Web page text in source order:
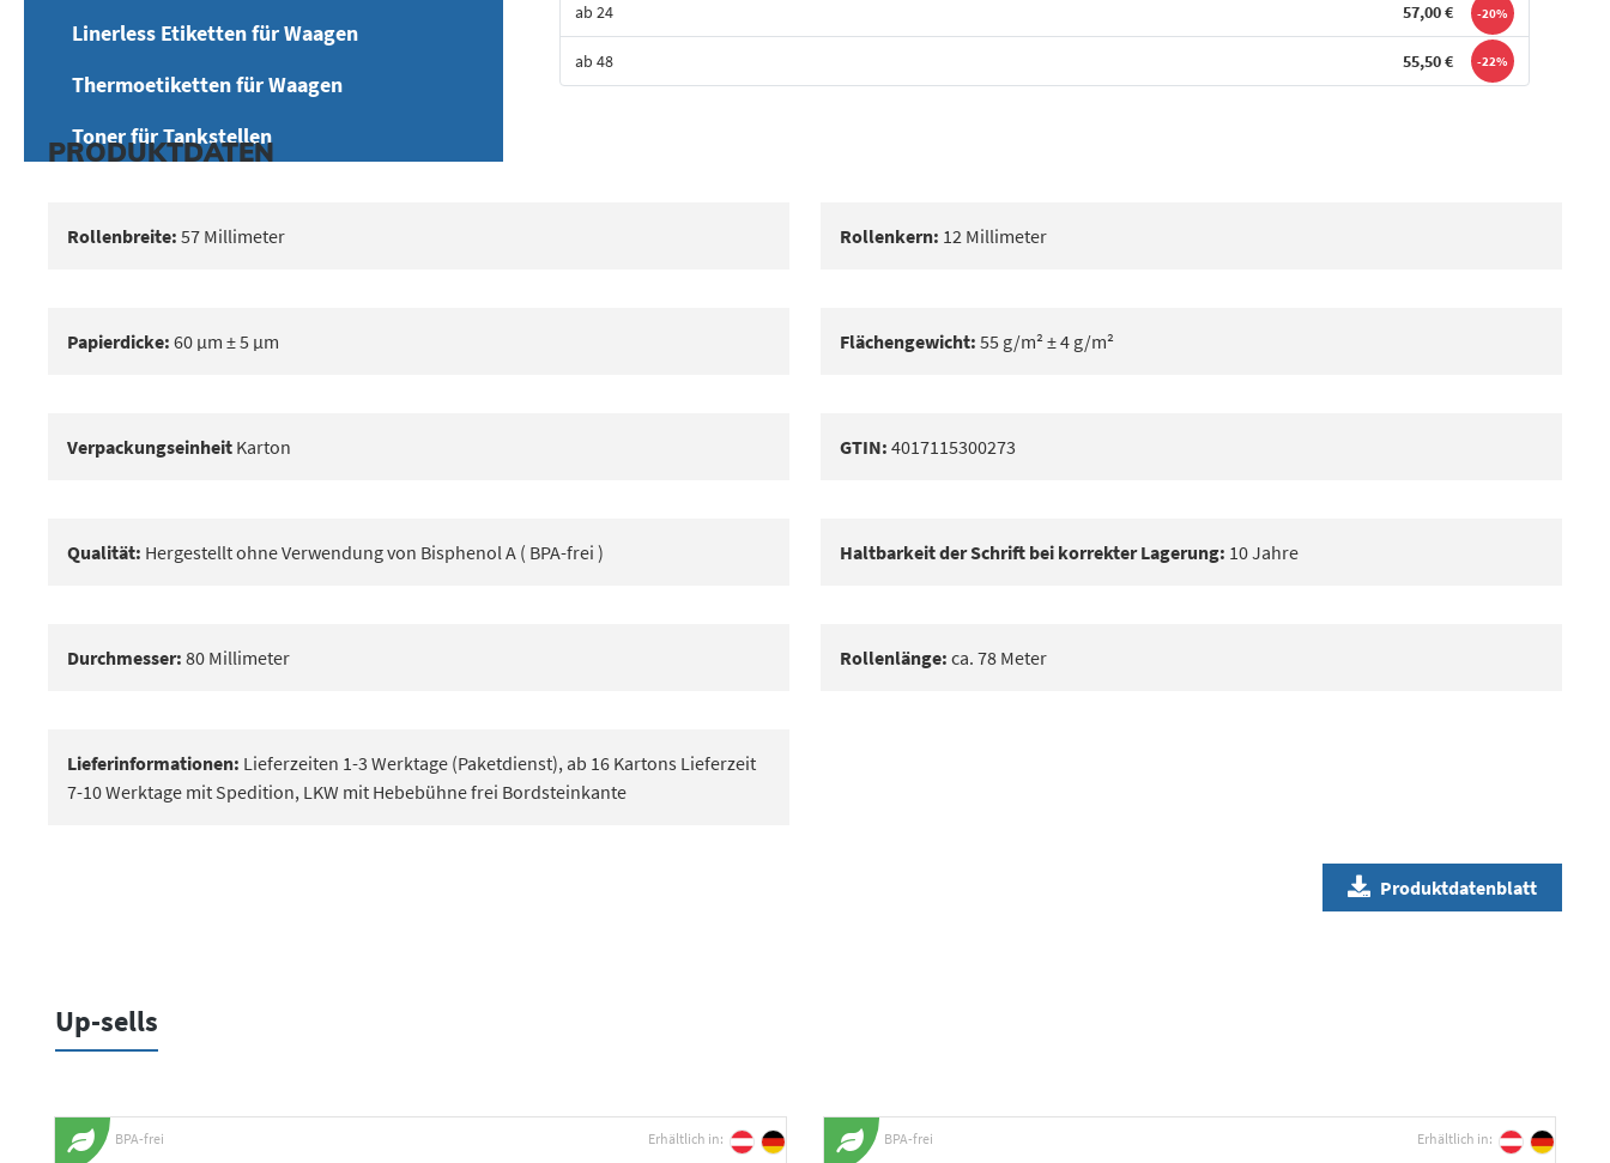
Linerless Etiketten für Waagen
Thermoetiketten für Waagen
Toner für Tankstellen
ab 24 57,00 € -20%
ab 48 55,50 € -22%
Bestes Angebot
PRODUKTDATEN
Rollenbreite: 57 Millimeter Rollenkern: 12 Millimeter
Papierdicke: 60 μm ± 5 μm Flächengewicht: 55 g/m² ± 4 g/m²
Verpackungseinheit Karton GTIN: 4017115300273
Qualität: Hergestellt ohne Verwendung von Bisphenol A ( BPA-frei ) Haltbarkeit der Schrift bei korrekter Lagerung: 10 Jahre
Durchmesser: 80 Millimeter Rollenlänge: ca. 78 Meter
Lieferinformationen: Lieferzeiten 1-3 Werktage (Paketdienst), ab 16 Kartons Lieferzeit
7-10 Werktage mit Spedition, LKW mit Hebebühne frei Bordsteinkante
Produktdatenblatt
Up-sells
BPA-frei Erhältlich in: BPA-frei Erhältlich in: